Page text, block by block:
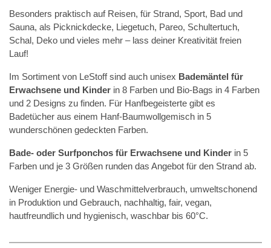
Besonders praktisch auf Reisen, für Strand, Sport, Bad und
Sauna, als Picknickdecke, Liegetuch, Pareo, Schultertuch,
Schal, Deko und vieles mehr – lass deiner Kreativität freien
Lauf!
Im Sortiment von LeStoff sind auch unisex Bademäntel für
Erwachsene und Kinder in 8 Farben und Bio-Bags in 4 Farben
und 2 Designs zu finden. Für Hanfbegeisterte gibt es
Badetücher aus einem Hanf-Baumwollgemisch in 5
wunderschönen gedeckten Farben.
Bade- oder Surfponchos für Erwachsene und Kinder in 5
Farben und je 3 Größen runden das Angebot für den Strand ab.
Weniger Energie- und Waschmittelverbrauch, umweltschonend
in Produktion und Gebrauch, nachhaltig, fair, vegan,
hautfreundlich und hygienisch, waschbar bis 60°C.